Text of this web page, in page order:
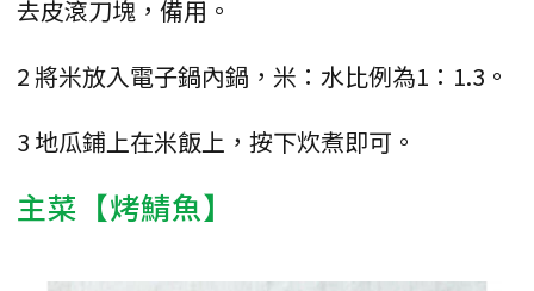
去皮滾刀塊，備用。
2 將米放入電子鍋內鍋，米：水比例為1：1.3。
3 地瓜鋪上在米飯上，按下炊煮即可。
主菜【烤鯖魚】